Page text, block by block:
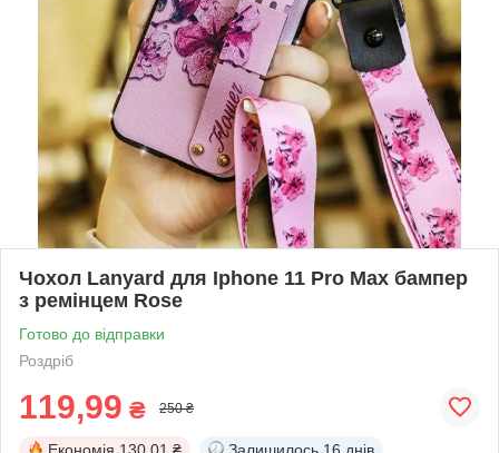
Чохол Lanyard для Iphone 11 Pro Max бампер
з ремінцем Rose
Готово до відправки
Роздріб
119,99 ₴ 250 ₴
Економія 130.01 ₴ Залишилось 16 днів